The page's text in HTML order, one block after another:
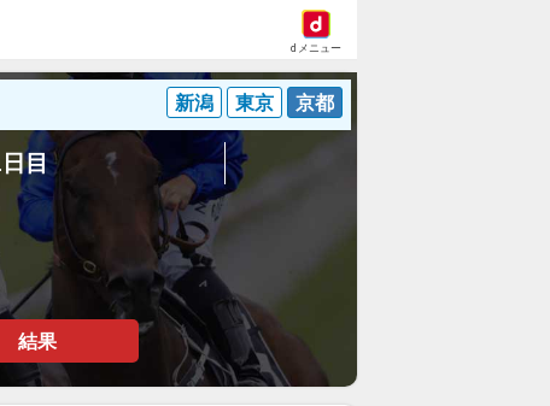
dメニュー
新潟 東京 京都
目
結果